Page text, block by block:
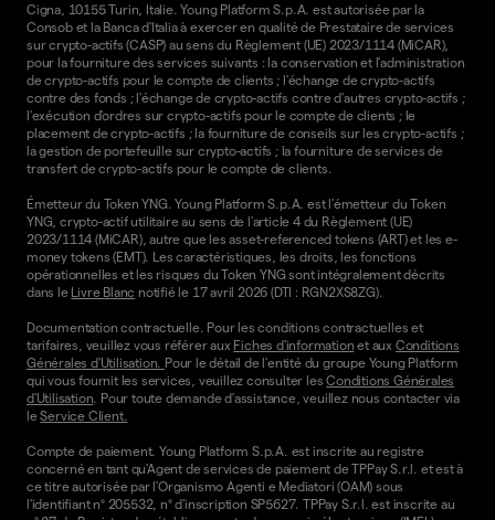
Cigna, 10155 Turin, Italie. Young Platform S.p.A. est autorisée par la
Consob et la Banca d'Italia à exercer en qualité de Prestataire de services
sur crypto-actifs (CASP) au sens du Règlement (UE) 2023/1114 (MiCAR),
pour la fourniture des services suivants : la conservation et l'administration
de crypto-actifs pour le compte de clients ; l'échange de crypto-actifs
contre des fonds ; l'échange de crypto-actifs contre d'autres crypto-actifs ;
l'exécution d'ordres sur crypto-actifs pour le compte de clients ; le
placement de crypto-actifs ; la fourniture de conseils sur les crypto-actifs ;
la gestion de portefeuille sur crypto-actifs ; la fourniture de services de
transfert de crypto-actifs pour le compte de clients.
Émetteur du Token YNG. Young Platform S.p.A. est l'émetteur du Token
YNG, crypto-actif utilitaire au sens de l'article 4 du Règlement (UE)
2023/1114 (MiCAR), autre que les asset-referenced tokens (ART) et les e-
money tokens (EMT). Les caractéristiques, les droits, les fonctions
opérationnelles et les risques du Token YNG sont intégralement décrits
dans le Livre Blanc notifié le 17 avril 2026 (DTI : RGN2XS8ZG).
Documentation contractuelle. Pour les conditions contractuelles et
tarifaires, veuillez vous référer aux Fiches d'information et aux Conditions
Générales d'Utilisation. Pour le détail de l'entité du groupe Young Platform
qui vous fournit les services, veuillez consulter lesConditions Générales
d'Utilisation . Pour toute demande d'assistance, veuillez nous contacter via
leService Client.
Compte de paiement. Young Platform S.p.A. est inscrite au registre
concerné en tant qu'Agent de services de paiement de TPPay S.r.l. et est à
ce titre autorisée par l'Organismo Agenti e Mediatori (OAM) sous
l'identifiant n° 205532, n° d'inscription SP5627. TPPay S.r.l. est inscrite au